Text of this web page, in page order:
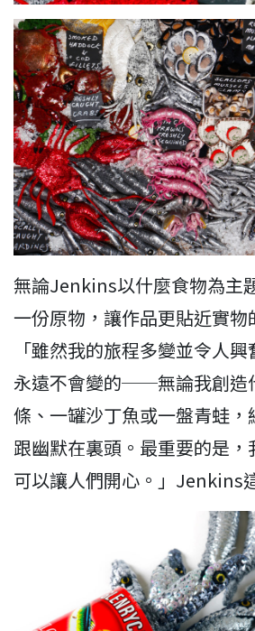
無論Jenkins以什麼食物為主
一份原物，讓作品更貼近實物
「雖然我的旅程多變並令人
永遠不會變的──無論我創造
條、一罐沙丁魚或一盤青蛙，
跟幽默在裏頭。最重要的是，
可以讓人們開心。」Jenkins